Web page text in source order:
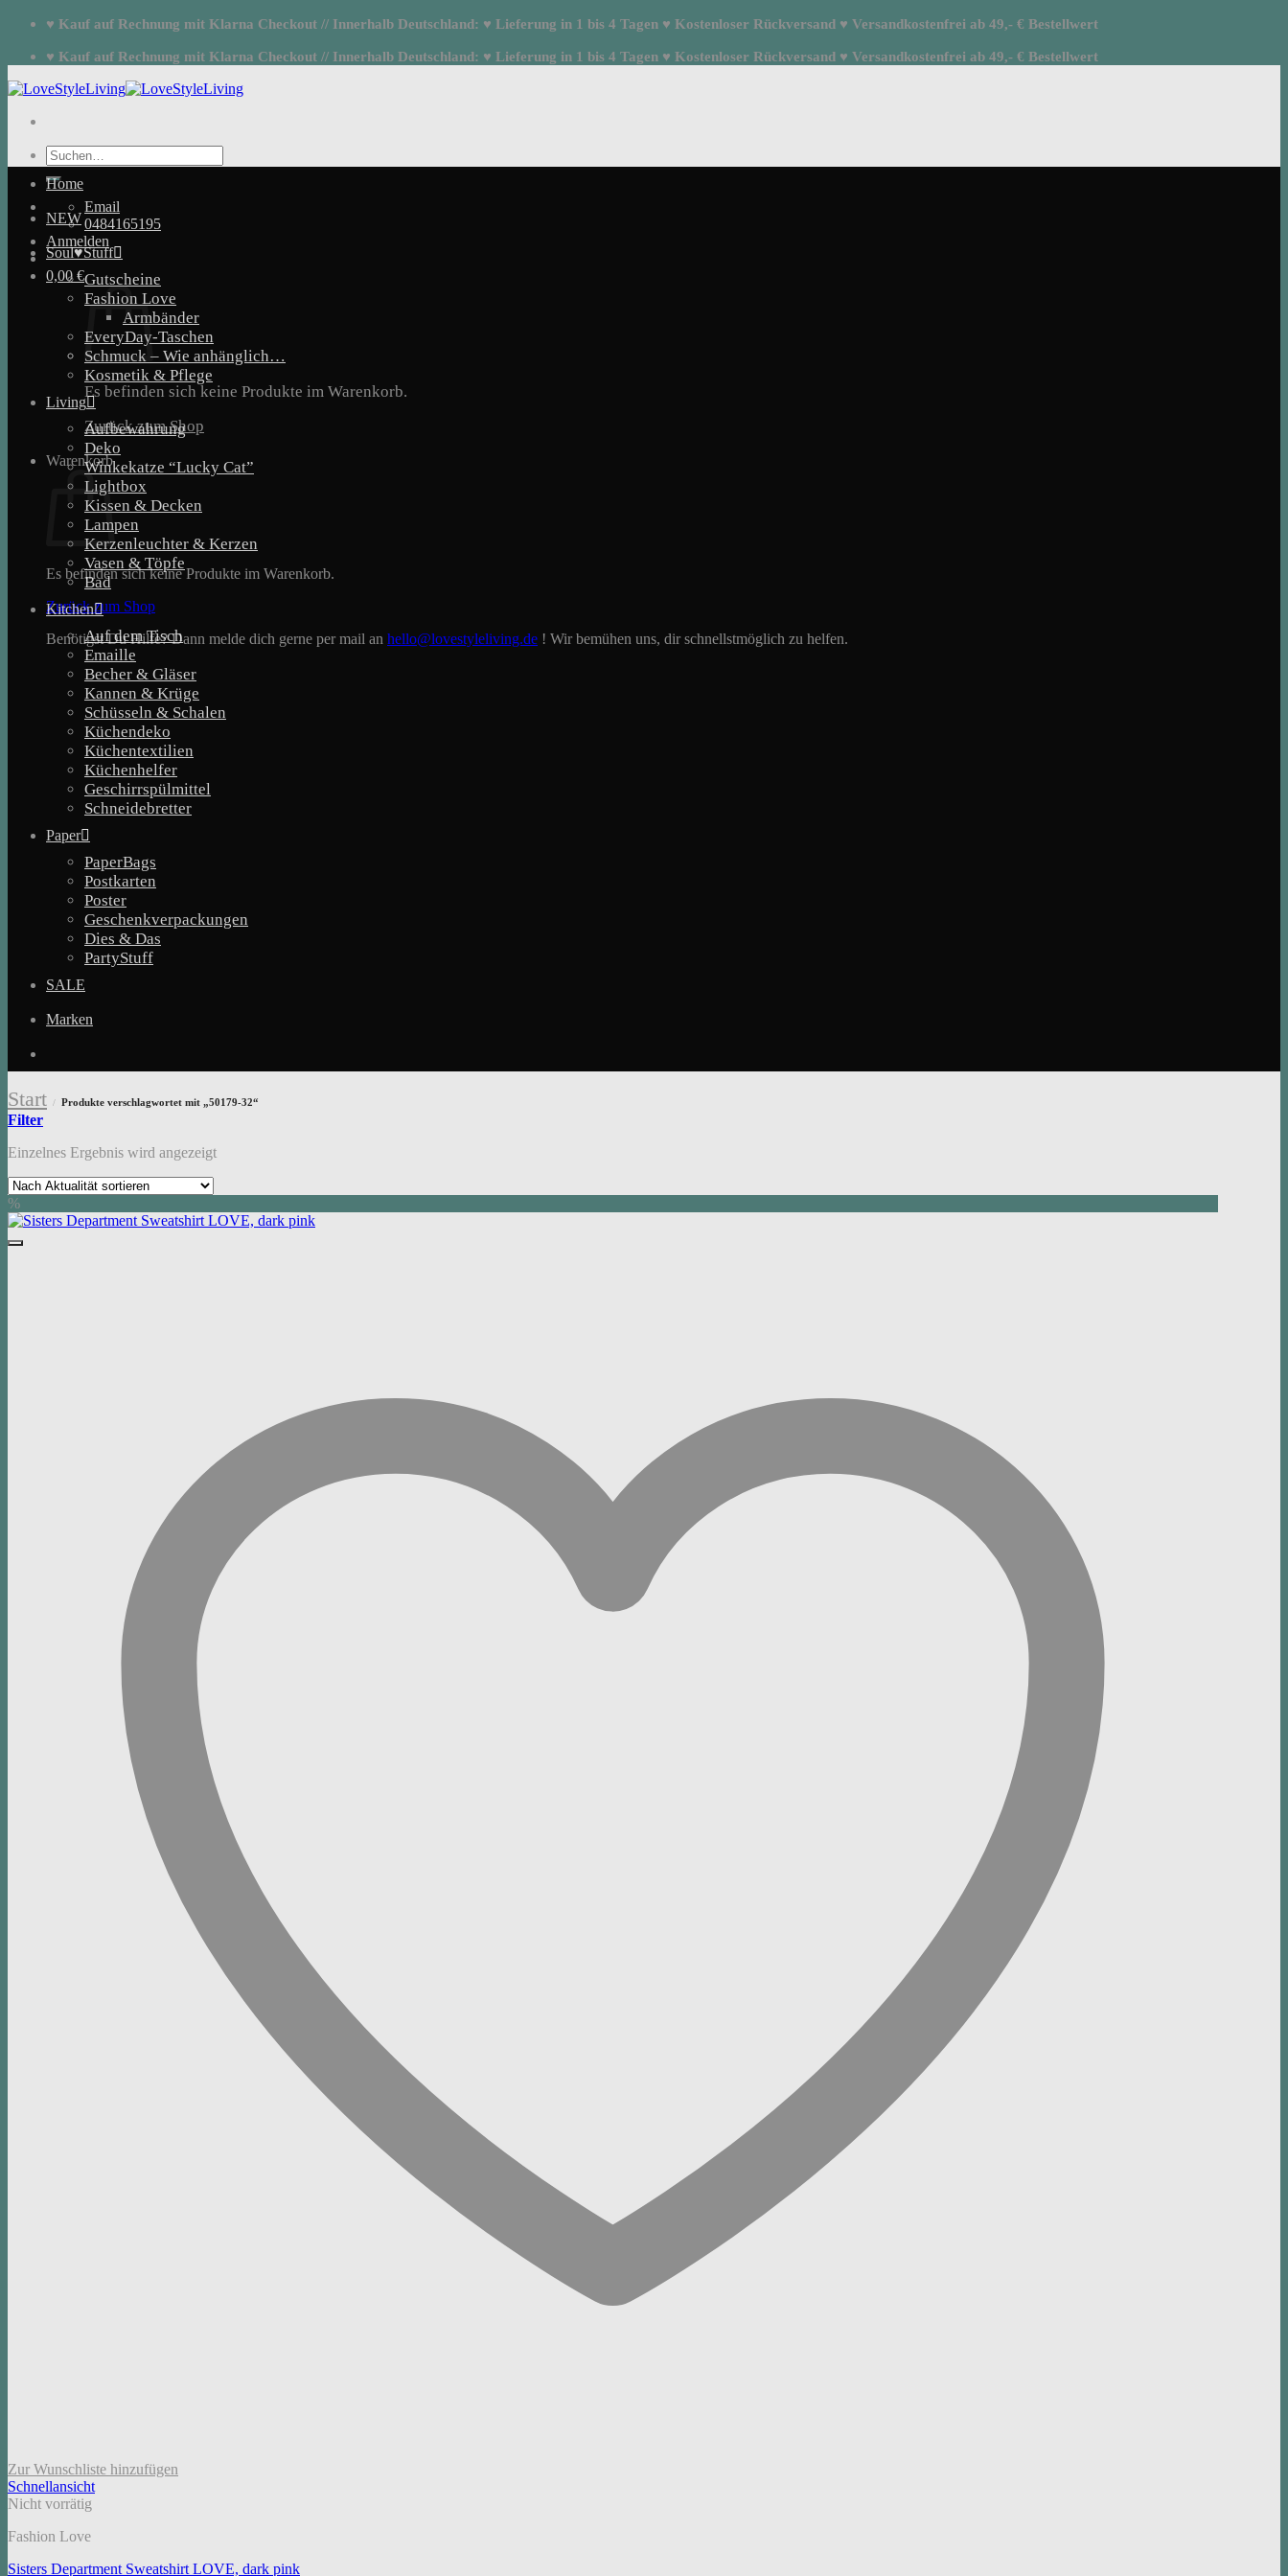
Zum
springen
♥ Kauf auf Rechnung mit Klarna Checkout // Innerhalb Deutschland: ♥ Lieferung in 1 bis 4 Tagen ♥ Kostenloser Rückversand ♥ Versandkostenfrei ab 49,- € Bestellwert
♥ Kauf auf Rechnung mit Klarna Checkout // Innerhalb Deutschland: ♥ Lieferung in 1 bis 4 Tagen ♥ Kostenloser Rückversand ♥ Versandkostenfrei ab 49,- € Bestellwert
Suchen
nach:
Email
0484165195
Anmelden
0,00€
Es befinden sich keine Produkte im Warenkorb.
Zurück zum Shop
Warenkorb
Es befinden sich keine Produkte im Warenkorb.
Zurück zum Shop
Benötigst Du Hilfe? Dann melde dich gerne per mail an hello@lovestyleliving.de ! Wir bemühen uns, dir schnellstmöglich zu helfen.
Home
NEW
Soul♥Stuff
Gutscheine
Fashion Love
Armbänder
EveryDay-Taschen
Schmuck – Wie anhänglich…
Kosmetik & Pflege
Living
Aufbewahrung
Deko
Winkekatze “Lucky Cat”
Lightbox
Kissen & Decken
Lampen
Kerzenleuchter & Kerzen
Vasen & Töpfe
Bad
Kitchen
Auf dem Tisch
Emaille
Becher & Gläser
Kannen & Krüge
Schüsseln & Schalen
Küchendeko
Küchentextilien
Küchenhelfer
Geschirrspülmittel
Schneidebretter
Paper
PaperBags
Postkarten
Poster
Geschenkverpackungen
Dies & Das
PartyStuff
SALE
Marken
Start / Produkte verschlagwortet mit „50179-32“
Filter
Einzelnes Ergebnis wird angezeigt
%
Zur Wunschliste hinzufügen
Schnellansicht
Nicht vorrätig
Fashion Love
Sisters Department Sweatshirt LOVE, dark pink